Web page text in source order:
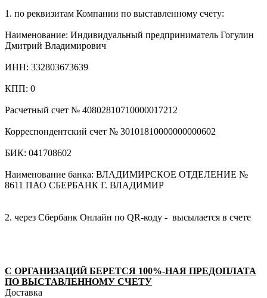
1. по реквизитам Компании по выставленному счету:
Наименование: Индивидуальный предприниматель Гогулин
Дмитрий Владимирович
ИНН: 332803673639
КПП: 0
Расчетный счет № 40802810710000017212
Корреспондентский счет № 30101810000000000602
БИК: 041708602
Наименование банка: ВЛАДИМИРСКОЕ ОТДЕЛЕНИЕ №
8611 ПАО СБЕРБАНК Г. ВЛАДИМИР
2. через Сбербанк Онлайн по QR-коду - высылается в счете
С ОРГАНИЗАЦИЙ БЕРЕТСЯ 100%-НАЯ ПРЕДОПЛАТА
ПО ВЫСТАВЛЕННОМУ СЧЕТУ
Доставка